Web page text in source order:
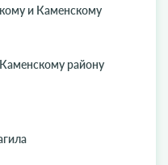
и Каменскому
району